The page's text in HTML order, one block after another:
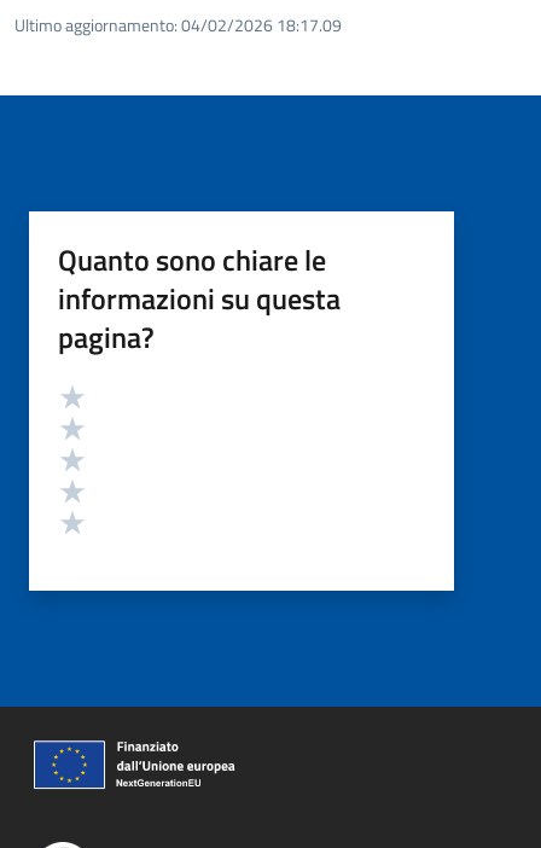
Ultimo aggiornamento:04/02/2026 18:17.09
Quanto sono chiare le
informazioni su questa
pagina?
Valutazione